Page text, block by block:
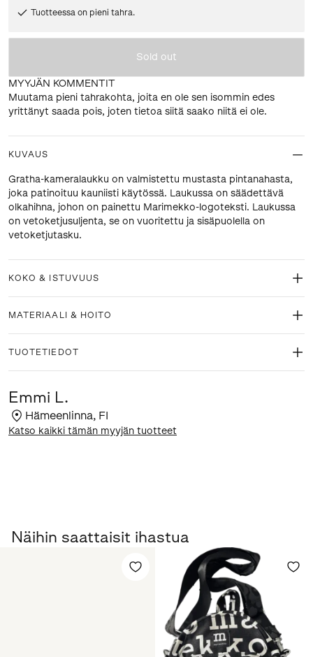
Tuotteessa on pieni tahra.
Sold out
MYYJÄN KOMMENTIT
Muutama pieni tahrakohta, joita en ole sen isommin edes
yrittänyt saada pois, joten tietoa siitä saako niitä ei ole.
KUVAUS
Gratha-kameralaukku on valmistettu mustasta pintanahasta,
joka patinoituu kauniisti käytössä. Laukussa on säädettävä
olkahihna, johon on painettu Marimekko-logoteksti. Laukussa
on vetoketjusuljenta, se on vuoritettu ja sisäpuolella on
vetoketjutasku.
KOKO & ISTUVUUS
MATERIAALI & HOITO
TUOTETIEDOT
Emmi L.
Hämeenlinna, FI
Katso kaikki tämän myyjän tuotteet
Näihin saattaisit ihastua